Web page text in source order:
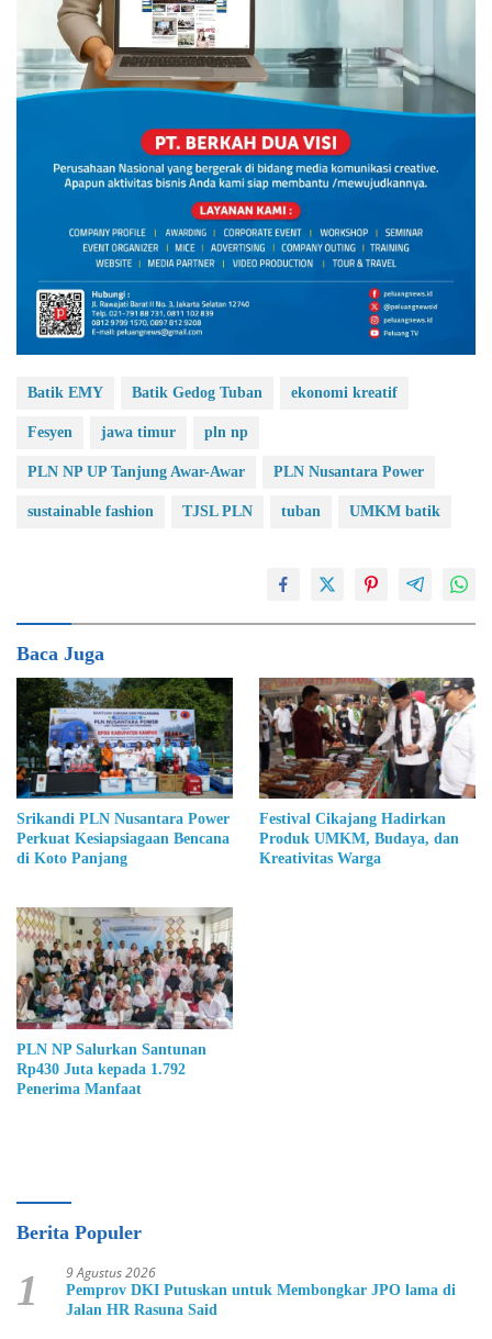
Batik EMY Batik Gedog Tuban ekonomi kreatif
Fesyen jawa timur pln np
PLN NP UP Tanjung Awar-Awar PLN Nusantara Power
sustainable fashion TJSL PLN tuban UMKM batik
Baca Juga
Srikandi PLN Nusantara Power
Perkuat Kesiapsiagaan Bencana
di Koto Panjang
Festival Cikajang Hadirkan
Produk UMKM, Budaya, dan
Kreativitas Warga
PLN NP Salurkan Santunan
Rp430 Juta kepada 1.792
Penerima Manfaat
Berita Populer
1 9 Agustus 2026
Pemprov DKI Putuskan untuk Membongkar JPO lama di
Jalan HR Rasuna Said